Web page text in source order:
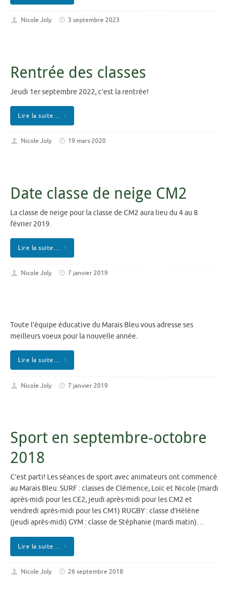
Nicole Joly 3 septembre 2023
Rentrée des classes
Jeudi 1er septembre 2022, c’est la rentrée!
Lire la suite…
Nicole Joly 19 mars 2020
Date classe de neige CM2
La classe de neige pour la classe de CM2 aura lieu du 4 au 8
février 2019.
Lire la suite…
Nicole Joly 7 janvier 2019
Toute l’équipe éducative du Marais Bleu vous adresse ses
meilleurs voeux pour la nouvelle année.
Lire la suite…
Nicole Joly 7 janvier 2019
Sport en septembre-octobre
2018
C’est parti! Les séances de sport avec animateurs ont commencé
au Marais Bleu. SURF : classes de Clémence, Loïc et Nicole (mardi
après-midi pour les CE2, jeudi après-midi pour les CM2 et
vendredi après-midi pour les CM1) RUGBY : classe d’Hélène
(jeudi après-midi) GYM : classe de Stéphanie (mardi matin)…
Lire la suite…
Nicole Joly 26 septembre 2018